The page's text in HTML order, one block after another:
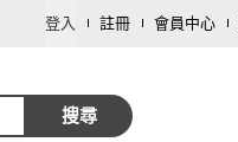
登入 註冊 會員中心
搜尋